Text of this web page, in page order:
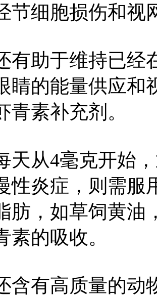
节细胞损伤和视
有助于维持已经
睛的能量供应和
青素补充剂。
天从4毫克开始
性炎症，则需服
肪，如草饲黄油
素的吸收。
含有高质量的动